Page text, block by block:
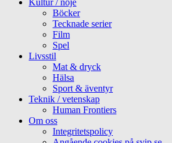
Kultur / nöje
Böcker
Tecknade serier
Film
Spel
Livsstil
Mat & dryck
Hälsa
Sport & äventyr
Teknik / vetenskap
Human Frontiers
Om oss
Integritetspolicy